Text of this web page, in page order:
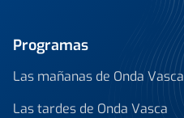
Programas
Las mañanas de Onda Vasca
Las tardes de Onda Vasca